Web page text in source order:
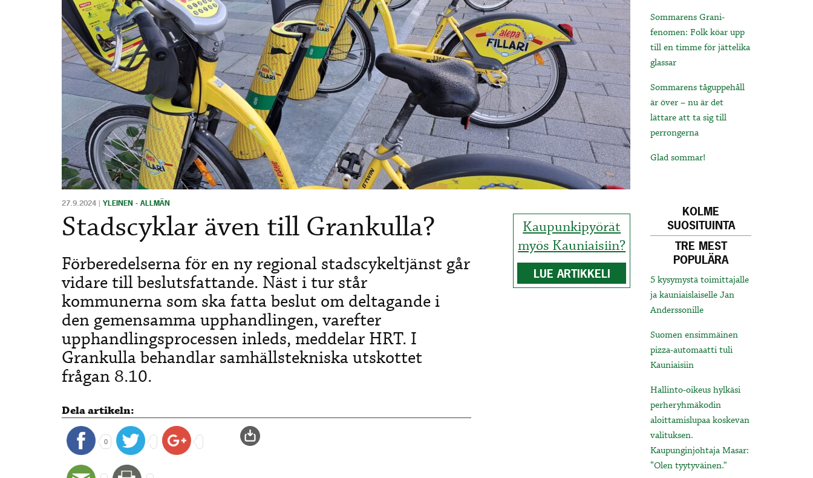
Kaupunkipyörät
myös Kauniaisiin?
LUE ARTIKKELI
27.9.2024 | YLEINEN - ALLMÄN
Stadscyklar även till Grankulla?
Förberedelserna för en ny regional stadscykeltjänst går
vidare till beslutsfattande. Näst i tur står
kommunerna som ska fatta beslut om deltagande i
den gemensamma upphandlingen, varefter
upphandlingsprocessen inleds, meddelar HRT. I
Grankulla behandlar samhällstekniska utskottet
frågan 8.10.
Dela artikeln:
0
Sommarens Grani-
fenomen: Folk köar upp
till en timme för jättelika
glassar
Sommarens tåguppehåll
är över – nu är det
lättare att ta sig till
perrongerna
Glad sommar!
KOLME
SUOSITUINTA
TRE MEST
POPULÄRA
5 kysymystä toimittajalle
ja kauniaislaiselle Jan
Anderssonille
Suomen ensimmäinen
pizza-automaatti tuli
Kauniaisiin
Hallinto-oikeus hylkäsi
perheryhmäkodin
aloittamislupaa koskevan
valituksen.
Kaupunginjohtaja Masar:
“Olen tyytyväinen.”